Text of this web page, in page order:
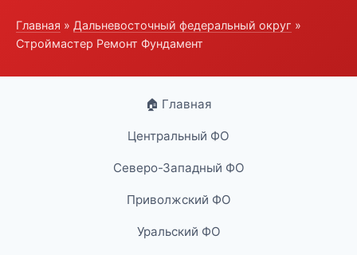
Главная » Дальневосточный федеральный округ »
Строймастер Ремонт Фундамент
🏠 Главная
Центральный ФО
Северо-Западный ФО
Приволжский ФО
Уральский ФО